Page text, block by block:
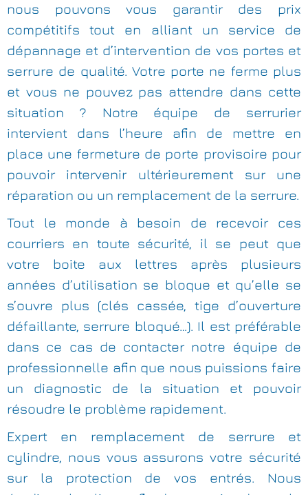
nous pouvons vous garantir des prix
compétitifs tout en alliant un service de
dépannage et d’intervention de vos portes et
serrure de qualité. Votre porte ne ferme plus
et vous ne pouvez pas attendre dans cette
situation ? Notre équipe de serrurier
intervient dans l’heure afin de mettre en
place une fermeture de porte provisoire pour
pouvoir intervenir ultérieurement sur une
réparation ou un remplacement de la serrure.
Tout le monde à besoin de recevoir ces
courriers en toute sécurité, il se peut que
votre boite aux lettres après plusieurs
années d’utilisation se bloque et qu’elle se
s’ouvre plus (clés cassée, tige d’ouverture
défaillante, serrure bloqué…). Il est préférable
dans ce cas de contacter notre équipe de
professionnelle afin que nous puissions faire
un diagnostic de la situation et pouvoir
résoudre le problème rapidement.
Expert en remplacement de serrure et
cylindre, nous vous assurons votre sécurité
sur la protection de vos entrés. Nous